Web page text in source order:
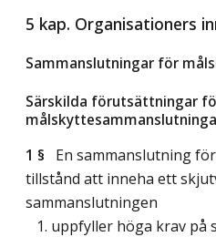
5 kap. Organisationers
Sammanslutningar för
Särskilda förutsättningar
1 § En sammanslutning
tillstånd att inneha ett
sammanslutningen
1. uppfyller höga krav på